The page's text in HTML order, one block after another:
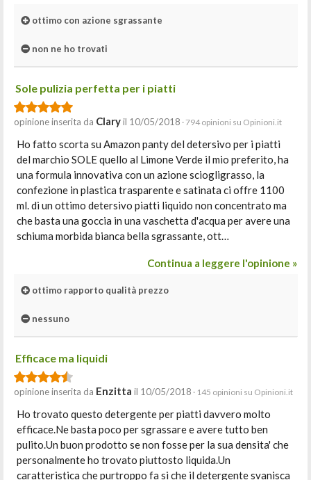
ottimo con azione sgrassante
non ne ho trovati
Sole pulizia perfetta per i piatti
opinione inserita da Claryil 10/05/2018 · 794 opinioni su Opinioni.it
Ho fatto scorta su Amazon panty del detersivo per i piatti
del marchio SOLE quello al Limone Verde il mio preferito, ha
una formula innovativa con un azione sciogligrasso, la
confezione in plastica trasparente e satinata ci offre 1100
ml. di un ottimo detersivo piatti liquido non concentrato ma
che basta una goccia in una vaschetta d'acqua per avere una
schiuma morbida bianca bella sgrassante, ott…
Continua a leggere l'opinione »
ottimo rapporto qualità prezzo
nessuno
Efficace ma liquidi
opinione inserita da Enzitta il 10/05/2018 · 145 opinioni su Opinioni.it
Ho trovato questo detergente per piatti davvero molto
efficace.Ne basta poco per sgrassare e avere tutto ben
pulito.Un buon prodotto se non fosse per la sua densita' che
personalmente ho trovato piuttosto liquida.Un
caratteristica che purtroppo fa si che il detergente svanisca